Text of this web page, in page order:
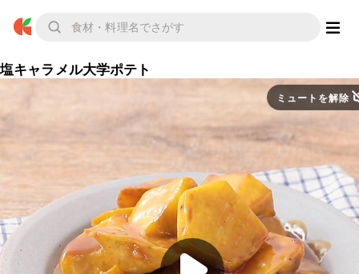
塩キャラメル大学ポテト
ミュートを解除